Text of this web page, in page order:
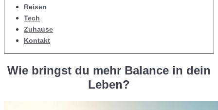
Reisen
Tech
Zuhause
Kontakt
Wie bringst du mehr Balance in dein
Leben?